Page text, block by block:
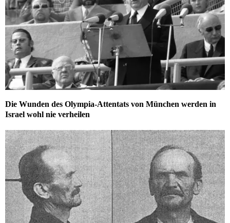
Die Wunden des Olympia-Attentats von München werden in
Israel wohl nie verheilen